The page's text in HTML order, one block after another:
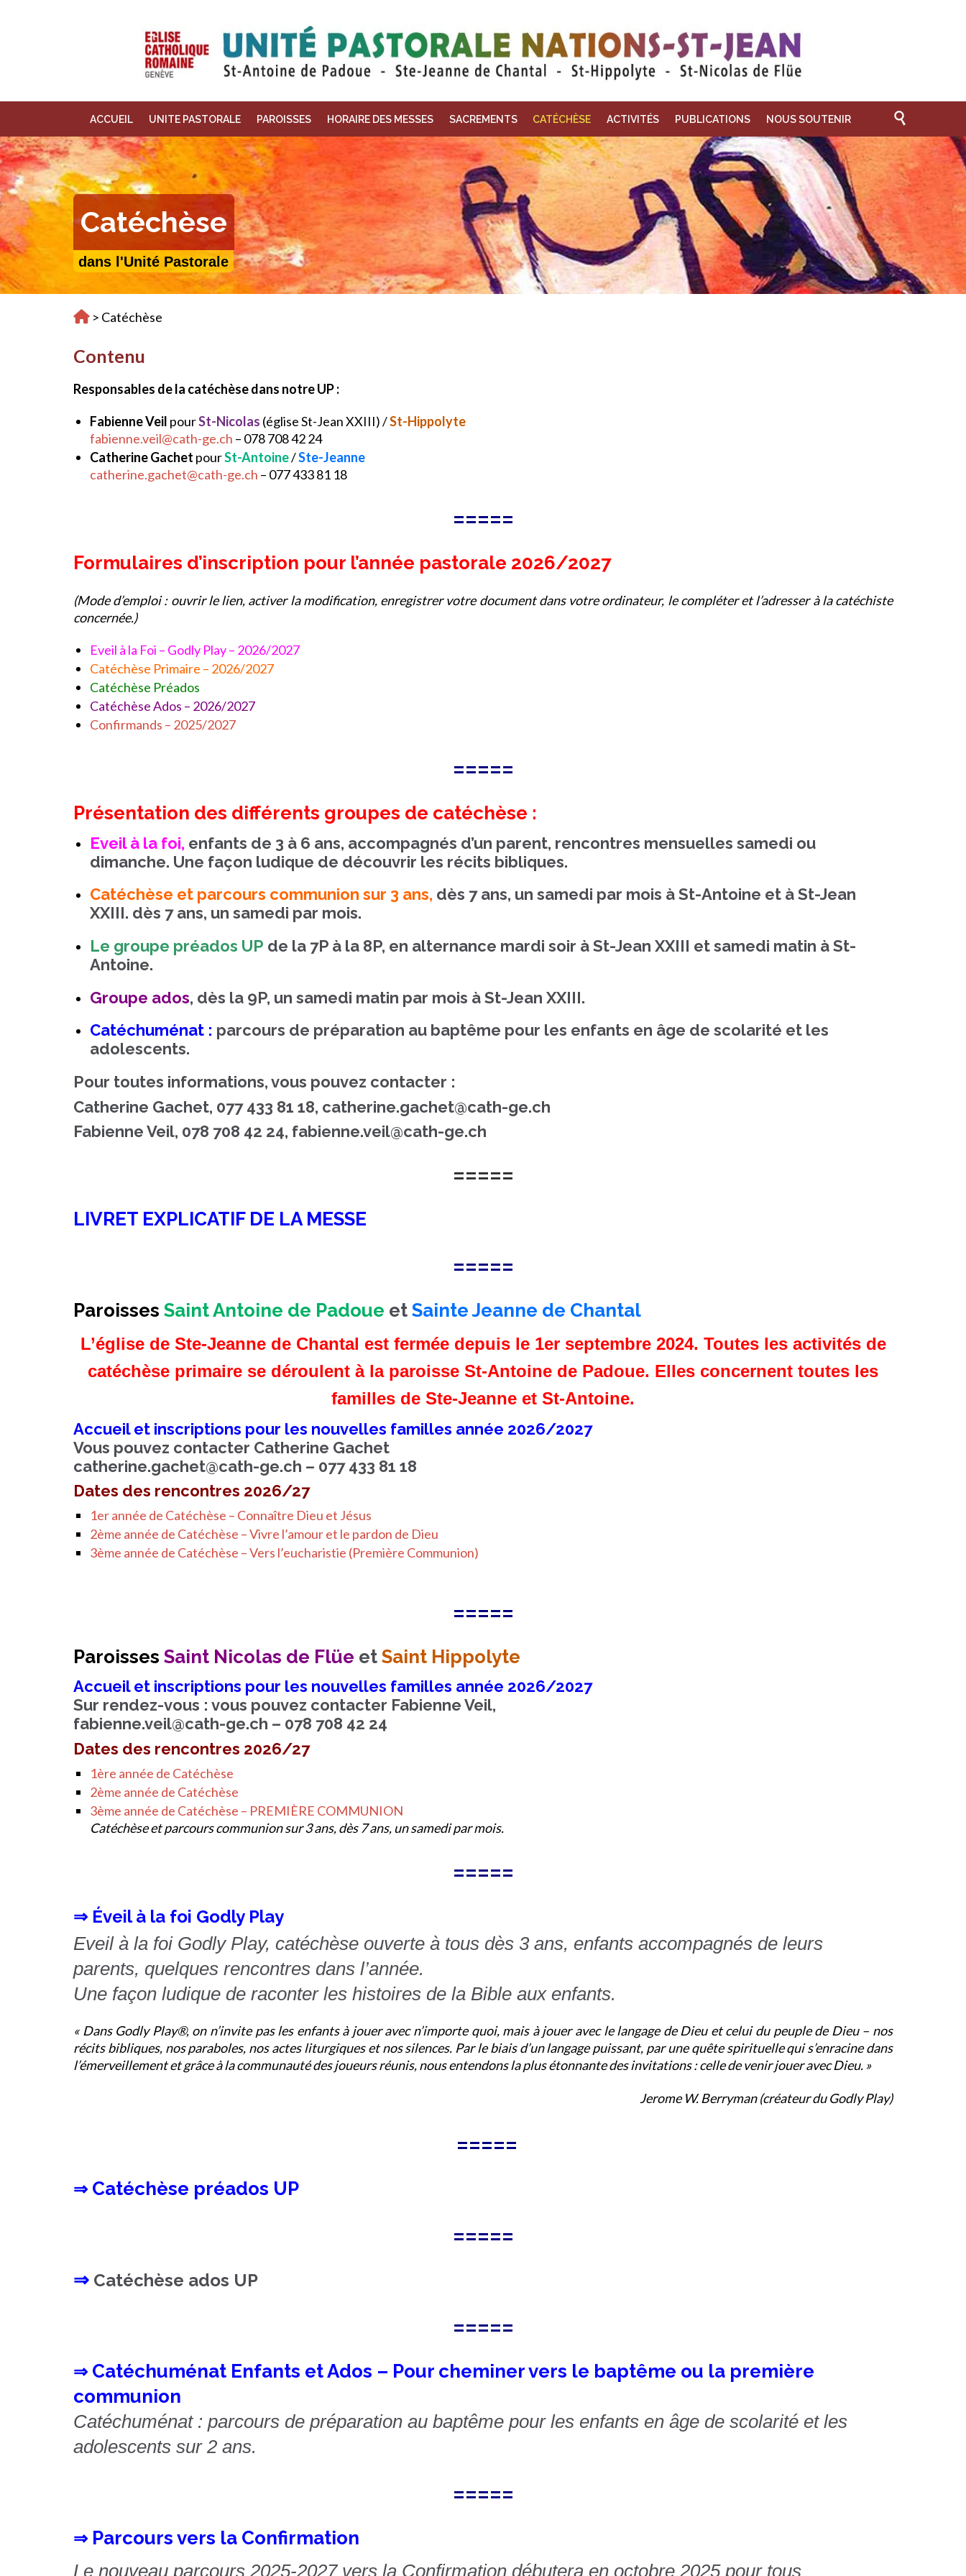
Skip
content
ACCUEIL UNITE PASTORALE PAROISSES HORAIRE DES MESSES SACREMENTS CATÉCHÈSE ACTIVITÉS PUBLICATIONS NOUS SOUTENIR 
Catéchèse
dans l'Unité Pastorale
> Catéchèse
Contenu
Responsables de la catéchèse dans notre UP :
Fabienne Veil pourSt-Nicolas (église St-Jean XXIII) /St-Hippolyte
fabienne.veil@cath-ge.ch – 078 708 42 24
Catherine Gachet pourSt-Antoine/Ste-Jeanne
catherine.gachet@cath-ge.ch – 077 433 81 18
=====
Formulaires d’inscription pour l’année pastorale 2026/2027
(Mode d’emploi : ouvrir le lien, activer la modification, enregistrer votre document dans votre ordinateur, le compléter et l’adresser à la catéchiste
concernée.)
Eveil à la Foi – Godly Play – 2026/2027
Catéchèse Primaire – 2026/2027
Catéchèse Préados
Catéchèse Ados – 2026/2027
Confirmands – 2025/2027
=====
Présentation des différents groupes de catéchèse :
Eveil à la foi, enfants de 3 à 6 ans, accompagnés d’un parent, rencontres mensuelles samedi ou
dimanche. Une façon ludique de découvrir les récits bibliques.
Catéchèse et parcours communion sur 3 ans, dès 7 ans, un samedi par mois à St-Antoine et à St-Jean
XXIII. dès 7 ans, un samedi par mois.
Le groupe préados UP de la 7P à la 8P, en alternance mardi soir à St-Jean XXIII et samedi matin à St-
Antoine.
Groupe ados, dès la 9P, un samedi matin par mois à St-Jean XXIII.
Catéchuménat : parcours de préparation au baptême pour les enfants en âge de scolarité et les
adolescents.
Pour toutes informations, vous pouvez contacter :
Catherine Gachet, 077 433 81 18, catherine.gachet@cath-ge.ch
Fabienne Veil, 078 708 42 24, fabienne.veil@cath-ge.ch
=====
LIVRET EXPLICATIF DE LA MESSE
=====
Paroisses Saint Antoine de Padoue et Sainte Jeanne de Chantal
L’église de Ste-Jeanne de Chantal est fermée depuis le 1er septembre 2024. Toutes les activités de
catéchèse primaire se déroulent à la paroisse St-Antoine de Padoue. Elles concernent toutes les
familles de Ste-Jeanne et St-Antoine.
Accueil et inscriptions pour les nouvelles familles année 2026/2027
Vous pouvez contacter Catherine Gachet
catherine.gachet@cath-ge.ch – 077 433 81 18
Dates des rencontres 2026/27
1er année de Catéchèse – Connaître Dieu et Jésus
2ème année de Catéchèse – Vivre l’amour et le pardon de Dieu
3ème année de Catéchèse – Vers l’eucharistie (Première Communion)
=====
Paroisses Saint Nicolas de Flüe et Saint Hippolyte
Accueil et inscriptions pour les nouvelles familles année 2026/2027
Sur rendez-vous : vous pouvez contacter Fabienne Veil,
fabienne.veil@cath-ge.ch – 078 708 42 24
Dates des rencontres 2026/27
1ère année de Catéchèse
2ème année de Catéchèse
3ème année de Catéchèse – PREMIÈRE COMMUNION
Catéchèse et parcours communion sur 3 ans, dès 7 ans, un samedi par mois.
=====
⇒ Éveil à la foi Godly Play
Eveil à la foi Godly Play, catéchèse ouverte à tous dès 3 ans, enfants accompagnés de leurs
parents, quelques rencontres dans l’année.
Une façon ludique de raconter les histoires de la Bible aux enfants.
« Dans Godly Play®, on n’invite pas les enfants à jouer avec n’importe quoi, mais à jouer avec le langage de Dieu et celui du peuple de Dieu – nos
récits bibliques, nos paraboles, nos actes liturgiques et nos silences. Par le biais d’un langage puissant, par une quête spirituelle qui s’enracine dans
l’émerveillement et grâce à la communauté des joueurs réunis, nous entendons la plus étonnantedes invitations : celle de venir jouer avec Dieu. »
Jerome W. Berryman (créateur du Godly Play)
=====
⇒ Catéchèse préados UP
=====
⇒ Catéchèse ados UP
=====
⇒ Catéchuménat Enfants et Ados – Pour cheminer vers le baptême ou la première
communion
Catéchuménat : parcours de préparation au baptême pour les enfants en âge de scolarité et les
adolescents sur 2 ans.
=====
⇒ Parcours vers la Confirmation
Le nouveau parcours 2025-2027 vers la Confirmation débutera en octobre 2025 pour tous